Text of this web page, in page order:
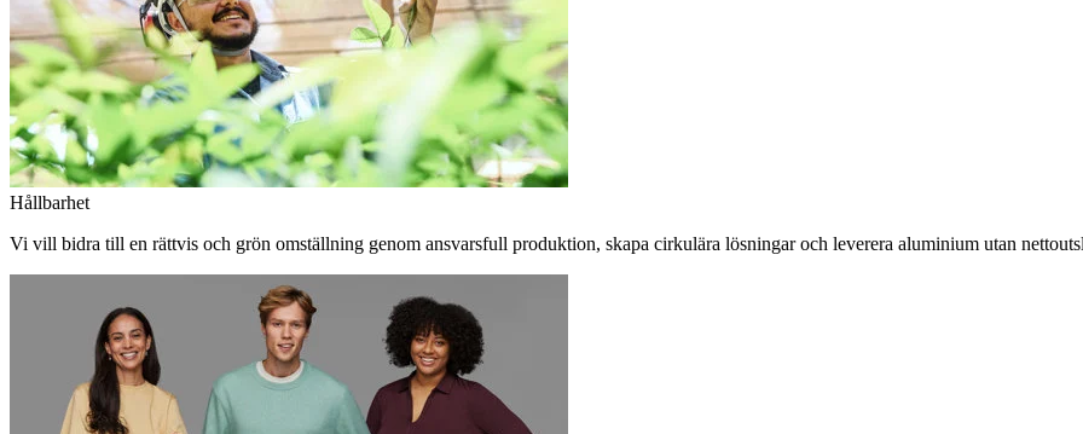
Hållbarhet
Vi vill bidra till en rättvis och grön omställning genom ansvarsfull produktion, skapa cirkulära lösningar och leverera aluminium utan